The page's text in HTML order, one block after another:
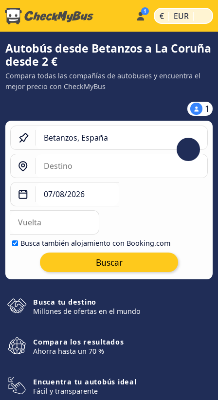
€ | EUR |
Autobús desde Betanzos a La Coruña
desde 2 €
Compara todas las compañías de autobuses y encuentra el
mejor precio con CheckMyBus
1
Busca también alojamiento con Booking.com
Buscar
Busca tu destino
Millones de ofertas en el mundo
Compara los resultados
Ahorra hasta un 70 %
Encuentra tu autobús ideal
Fácil y transparente